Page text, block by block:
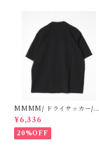
MMMM/ ドライサッカー/オ
ープンカラーシャツ BLACK
15130M26
¥6,336
20%OFF